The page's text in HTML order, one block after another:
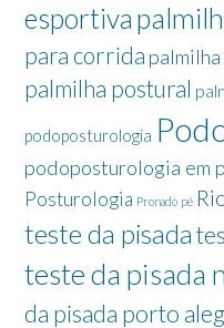
esportiva
para corrida
palmilha postural
podoposturologia
podoposturologia em
Posturologia Pronado pé
teste da pisada
teste da pisada
da pisada porto